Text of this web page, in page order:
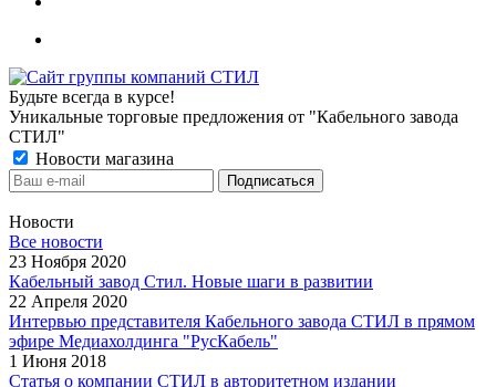
Будьте всегда в курсе!
Уникальные торговые предложения от "Кабельного завода
СТИЛ"
Новости магазина
Новости
Все новости
23 Ноября 2020
Кабельный завод Стил. Новые шаги в развитии
22 Апреля 2020
Интервью представителя Кабельного завода СТИЛ в прямом
эфире Медиахолдинга "РусКабель"
1 Июня 2018
Статья о компании СТИЛ в авторитетном издании